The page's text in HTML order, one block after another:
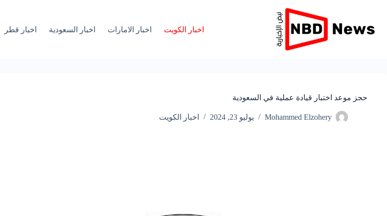
اخبار الكويت اخبار الامارات اخبار السعودية اخبار قطر
حجز موعد اختبار قيادة عملية في السعودية
Mohammed Elzohery يوليو 23, 2024 اخبار الكويت